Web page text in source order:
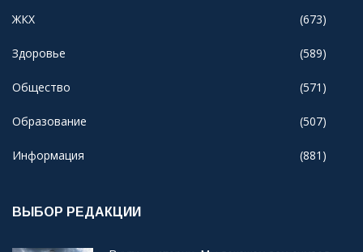
ЖКХ (673)
Здоровье (589)
Общество (571)
Образование (507)
Информация (881)
ВЫБОР РЕДАКЦИИ